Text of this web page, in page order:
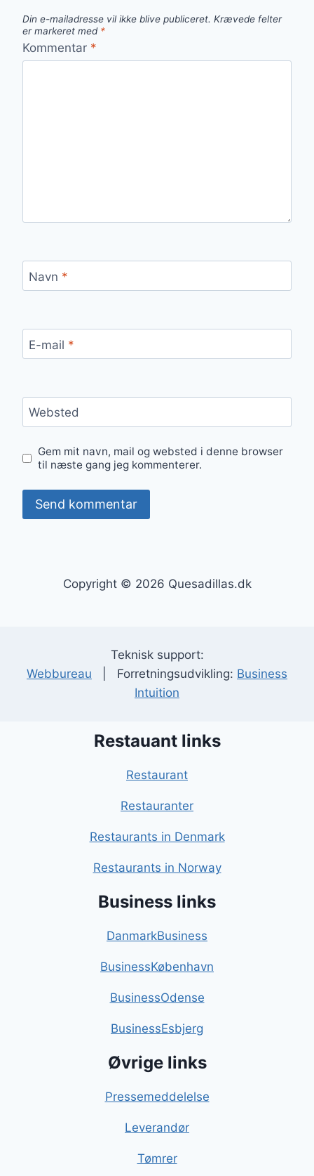
Din e-mailadresse vil ikke blive publiceret. Krævede felter
er markeret med *
Kommentar *
Navn *
E-mail *
Websted
Gem mit navn, mail og websted i denne browser
til næste gang jeg kommenterer.
Copyright © 2026 Quesadillas.dk
Teknisk support:
Webbureau | Forretningsudvikling: Business
Intuition
Restauant links
Restaurant
Restauranter
Restaurants in Denmark
Restaurants in Norway
Business links
DanmarkBusiness
BusinessKøbenhavn
BusinessOdense
BusinessEsbjerg
Øvrige links
Pressemeddelelse
Leverandør
Tømrer